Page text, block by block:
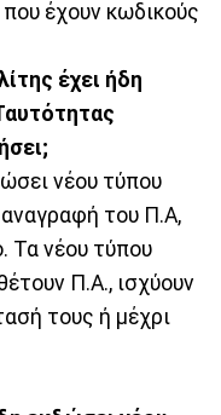
έχουν κωδικούς
έχει ήδη
νέου τύπου
του Π.Α,
Τα νέου τύπου
Π.Α., ισχύουν
τους ή μέχρι